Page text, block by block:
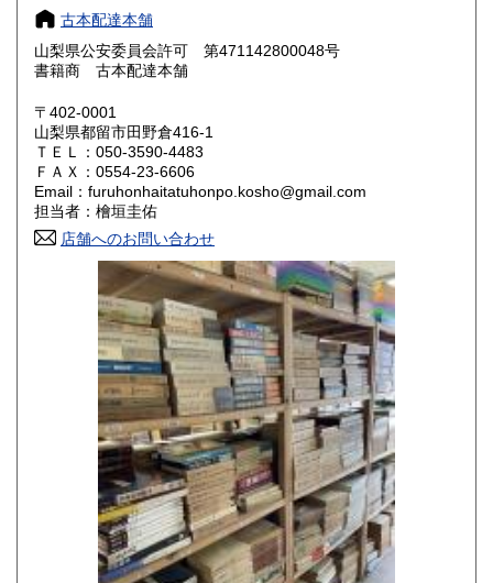
奈良県
鳥取県 800円 島根県
岡山県
山口県 800円
香川県 800円 愛媛県
高知県 800円
800円 長崎県
800円 大分県
800円 鹿児島県
1,500円
古本配達本舗
山梨県公安委員会許可 第471142800048号
書籍商 古本配達本舗
〒402-0001
山梨県都留市田野倉416-1
ＴＥＬ：050-3590-4483
ＦＡＸ：0554-23-6606
Email：furuhonhaitatuhonpo.kosho@gmail.com
担当者：檜垣圭佑
店舗へのお問い合わせ